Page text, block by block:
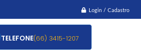
Login / Cadastro
TELEFONE(66) 3415-1207